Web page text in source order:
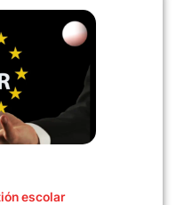
escolar